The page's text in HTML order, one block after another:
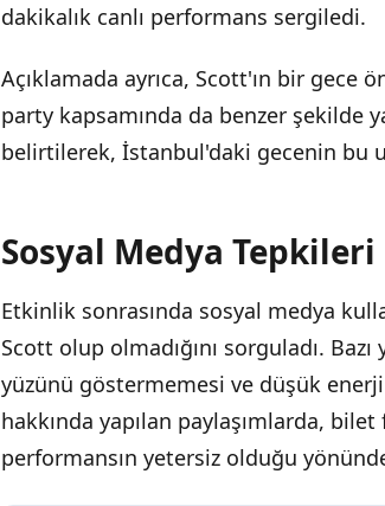
dakikalık canlı performans sergiledi.
Açıklamada ayrıca, Scott'ın bir gece
party kapsamında da benzer şekilde
belirtilerek, İstanbul'daki gecenin bu
Sosyal Medya Tepkileri
Etkinlik sonrasında sosyal medya
Scott olup olmadığını sorguladı.
yüzünü göstermemesi ve düşük
hakkında yapılan paylaşımlarda,
performansın yetersiz olduğu